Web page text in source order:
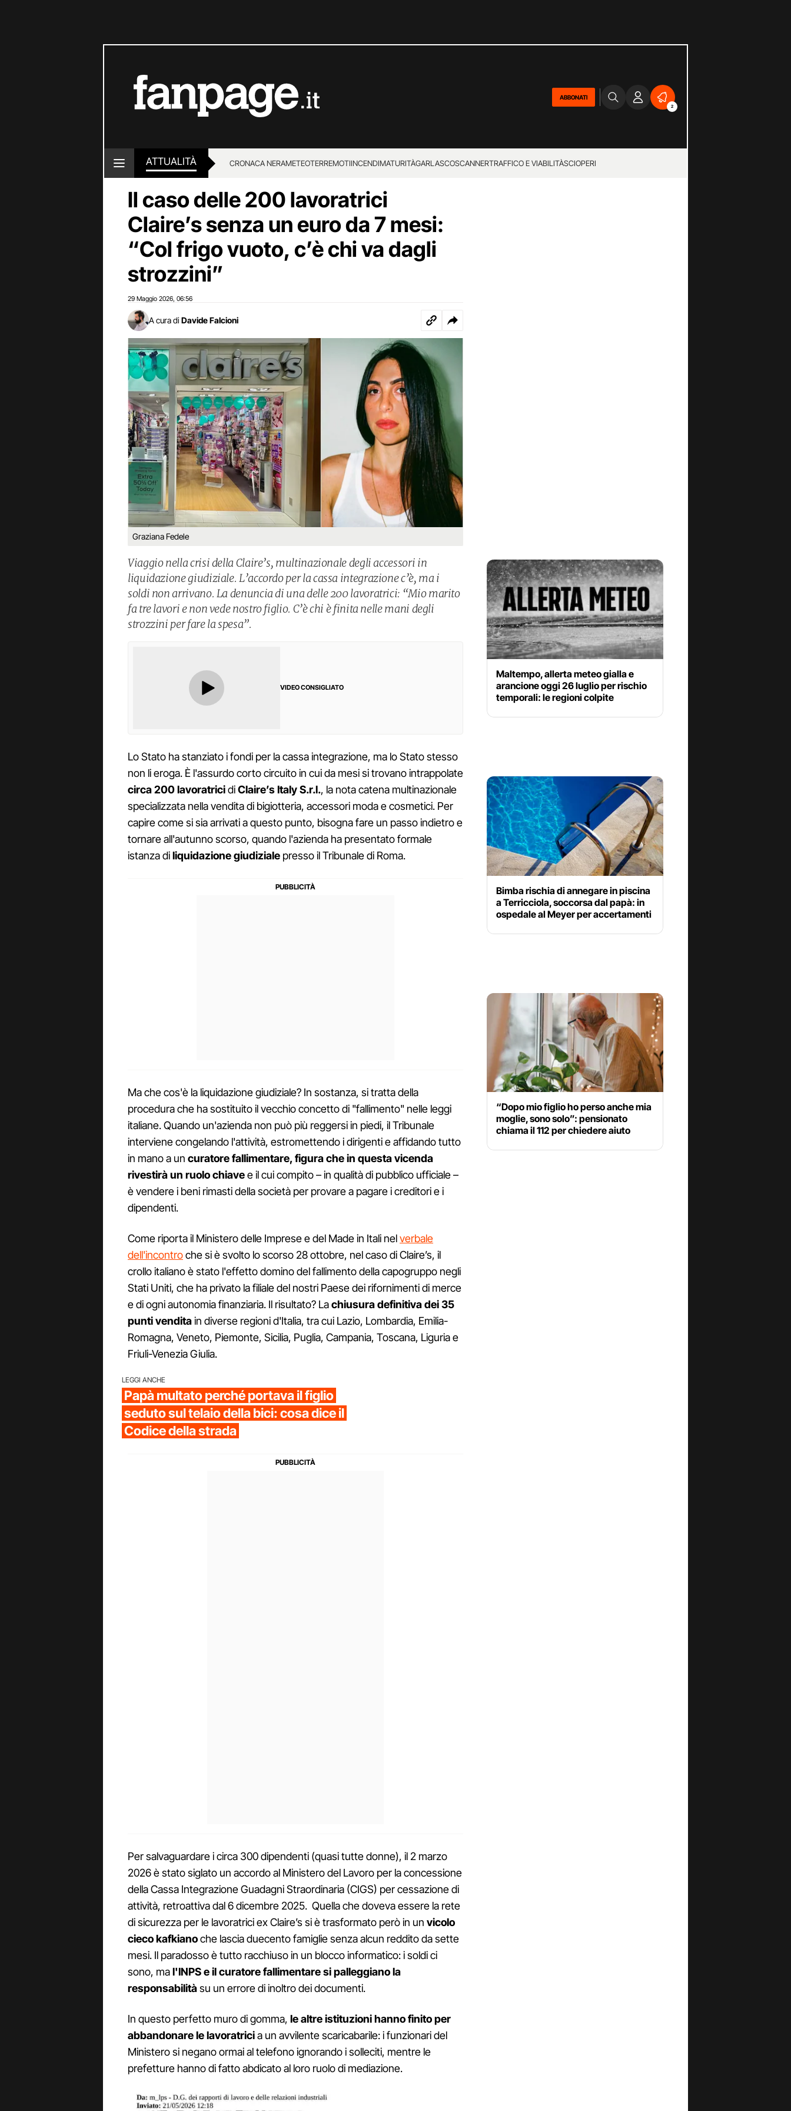
ABBONATI
2
ATTUALITÀ CRONACA NERAMETEOTERREMOTIINCENDIMATURITÀGARLASCOSCANNERTRAFFICO E VIABILITÀSCIOPERI
LOTTO E SUPERENALOTTO
Il caso delle 200 lavoratrici
Claire’s senza un euro da 7 mesi:
“Col frigo vuoto, c’è chi va dagli
strozzini”
29 Maggio 2026 06:56
A cura di Davide Falcioni
Graziana Fedele
Viaggio nella crisi della Claire’s, multinazionale degli accessori in
liquidazione giudiziale. L’accordo per la cassa integrazione c’è, ma i
soldi non arrivano. La denuncia di una delle 200 lavoratrici: “Mio marito
fa tre lavori e non vede nostro figlio. C’è chi è finita nelle mani degli
strozzini per fare la spesa”.
VIDEO CONSIGLIATO
Lo Stato ha stanziato i fondi per la cassa integrazione, ma lo Stato stesso
non li eroga. È l'assurdo corto circuito in cui da mesi si trovano intrappolate
circa 200 lavoratricidiClaire’s Italy S.r.l., la nota catena multinazionale
specializzata nella vendita di bigiotteria, accessori moda e cosmetici. Per
capire come si sia arrivati a questo punto, bisogna fare un passo indietro e
tornare all'autunno scorso, quando l'azienda ha presentato formale
istanza diliquidazione giudiziale presso il Tribunale di Roma.
Ma che cos'è la liquidazione giudiziale? In sostanza, si tratta della
procedura che ha sostituito il vecchio concetto di "fallimento" nelle leggi
italiane. Quando un'azienda non può più reggersi in piedi, il Tribunale
interviene congelando l'attività, estromettendo i dirigenti e affidando tutto
in mano a un curatore fallimentare, figura che in questa vicenda
rivestirà un ruolo chiavee il cui compito – in qualità di pubblico ufficiale –
è vendere i beni rimasti della società per provare a pagare i creditori e i
dipendenti.
Come riporta il Ministero delle Imprese e del Made in Itali nelverbale
dell'incontroche si è svolto lo scorso 28 ottobre, nel caso di Claire’s, il
crollo italiano è stato l'effetto domino del fallimento della capogruppo negli
Stati Uniti, che ha privato la filiale del nostri Paese dei rifornimenti di merce
e di ogni autonomia finanziaria. Il risultato? Lachiusura definitiva dei 35
punti venditain diverse regioni d'Italia, tra cui Lazio, Lombardia, Emilia-
Romagna, Veneto, Piemonte, Sicilia, Puglia, Campania, Toscana, Liguria e
Friuli-Venezia Giulia.
LEGGI ANCHE
Papà multato perché portava il figlio
seduto sul telaio della bici: cosa dice il
Codice della strada
Per salvaguardare i circa 300 dipendenti (quasi tutte donne), il 2 marzo
2026 è stato siglato un accordo al Ministero del Lavoro per la concessione
della Cassa Integrazione Guadagni Straordinaria (CIGS) per cessazione di
attività, retroattiva dal 6 dicembre 2025. Quella che doveva essere la rete
di sicurezza per le lavoratrici ex Claire’s si è trasformato però in un vicolo
cieco kafkianoche lascia duecento famiglie senza alcun reddito da sette
mesi. Il paradosso è tutto racchiuso in un blocco informatico: i soldi ci
sono, mal'INPS e il curatore fallimentare si palleggiano la
responsabilitàsu un errore di inoltro dei documenti.
In questo perfetto muro di gomma, le altre istituzioni hanno finito per
abbandonare le lavoratricia un avvilente scaricabarile: i funzionari del
Ministero si negano ormai al telefono ignorando i solleciti, mentre le
prefetture hanno di fatto abdicato al loro ruolo di mediazione.
Maltempo, allerta meteo gialla e
arancione oggi 26 luglio per rischio
temporali: le regioni colpite
Bimba rischia di annegare in piscina
a Terricciola, soccorsa dal papà: in
ospedale al Meyer per accertamenti
“Dopo mio figlio ho perso anche mia
moglie, sono solo”: pensionato
chiama il 112 per chiedere aiuto